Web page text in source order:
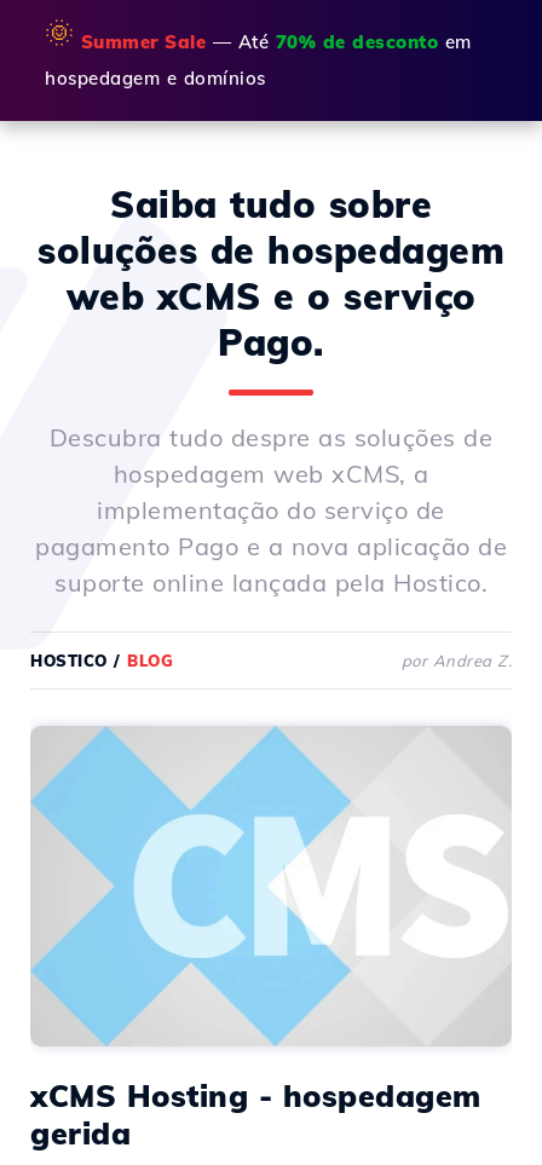
🌞 Summer Sale — Até 70% de desconto em
hospedagem e domínios
Saiba tudo sobre
soluções de hospedagem
web xCMS e o serviço
Pago.
Descubra tudo despre as soluções de
hospedagem web xCMS, a
implementação do serviço de
pagamento Pago e a nova aplicação de
suporte online lançada pela Hostico.
HOSTICO / BLOG por Andrea Z.
xCMS Hosting - hospedagem
gerida